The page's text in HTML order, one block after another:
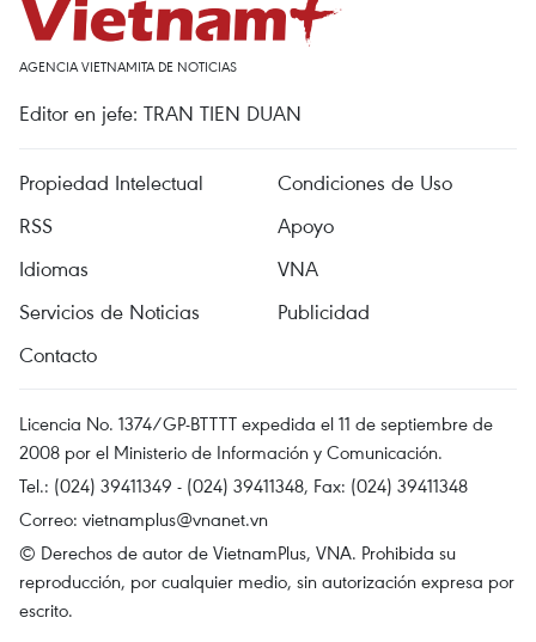
AGENCIA VIETNAMITA DE NOTICIAS
Editor en jefe: TRAN TIEN DUAN
Propiedad Intelectual
Condiciones de Uso
RSS
Apoyo
Idiomas
VNA
Servicios de Noticias
Publicidad
Contacto
Licencia No. 1374/GP-BTTTT expedida el 11 de septiembre de
2008 por el Ministerio de Información y Comunicación.
Tel.: (024) 39411349 - (024) 39411348, Fax: (024) 39411348
Correo: vietnamplus@vnanet.vn
© Derechos de autor de VietnamPlus, VNA. Prohibida su
reproducción, por cualquier medio, sin autorización expresa por
escrito.